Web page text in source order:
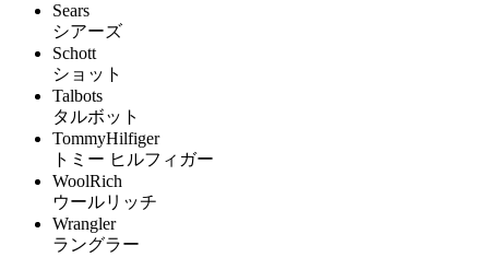
Sears
シアーズ
Schott
ショット
Talbots
タルボット
TommyHilfiger
トミー ヒルフィガー
WoolRich
ウールリッチ
Wrangler
ラングラー